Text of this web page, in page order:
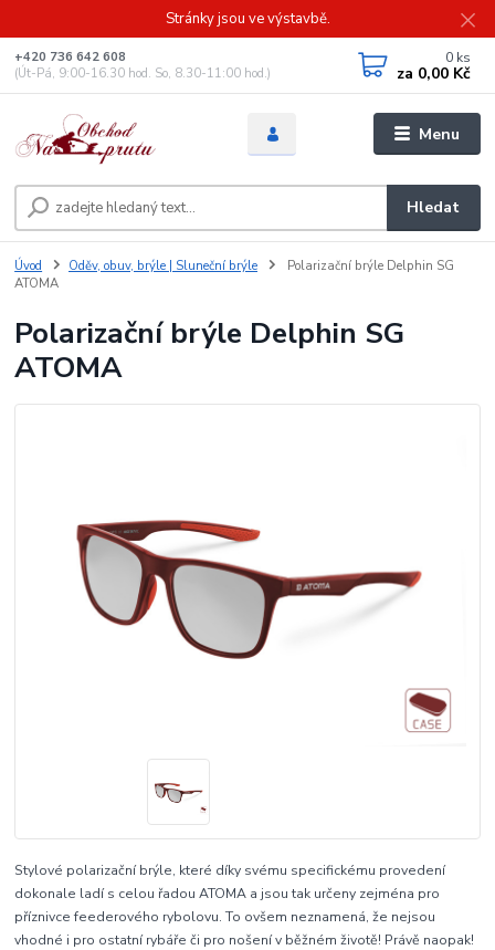
Stránky jsou ve výstavbě.
Menu
Hledat
+420 736 642 608
(Út-Pá, 9:00-16.30 hod. So, 8.30-11:00 hod.)
0 ks
za 0,00 Kč
Úvod Oděv, obuv, brýle | Sluneční brýle
Polarizační brýle Delphin SG
ATOMA
Polarizační brýle Delphin SG
ATOMA
Stylové polarizační brýle, které díky svému specifickému provedení
dokonale ladí s celou řadou ATOMA a jsou tak určeny zejména pro
příznivce feederového rybolovu. To ovšem neznamená, že nejsou
vhodné i pro ostatní rybáře či pro nošení v běžném životě! Právě naopak!